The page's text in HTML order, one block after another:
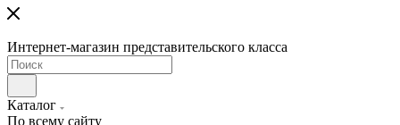
Интернет-магазин представительского класса
Каталог
По всему сайту